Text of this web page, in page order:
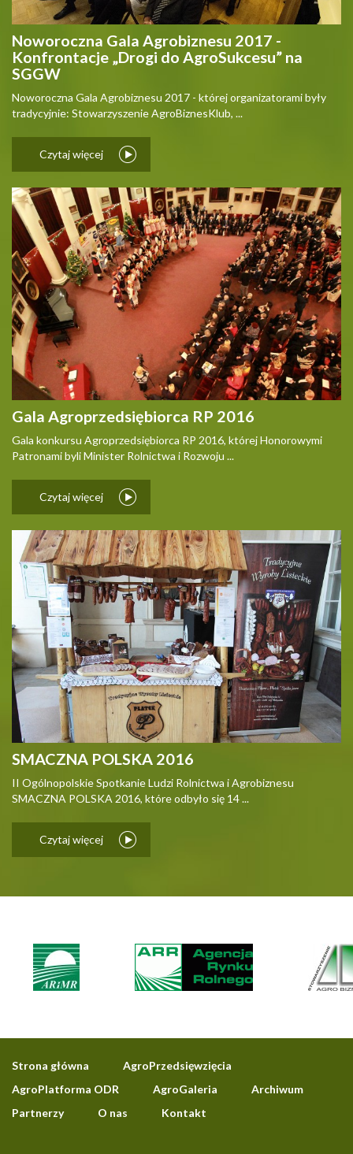
Noworoczna Gala Agrobiznesu 2017 -
Konfrontacje „Drogi do AgroSukcesu” na
SGGW
Noworoczna Gala Agrobiznesu 2017 - której organizatorami były
tradycyjnie: Stowarzyszenie AgroBiznesKlub, ...
Czytaj więcej
Gala Agroprzedsiębiorca RP 2016
Gala konkursu Agroprzedsiębiorca RP 2016, której Honorowymi
Patronami byli Minister Rolnictwa i Rozwoju ...
Czytaj więcej
SMACZNA POLSKA 2016
II Ogólnopolskie Spotkanie Ludzi Rolnictwa i Agrobiznesu
SMACZNA POLSKA 2016, które odbyło się 14 ...
Czytaj więcej
Strona główna
AgroPrzedsięwzięcia
AgroPlatforma ODR
AgroGaleria
Archiwum
Partnerzy
O nas Kontakt